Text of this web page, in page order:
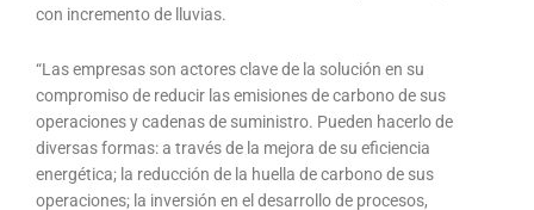
con incremento de lluvias.
“Las empresas son actores clave de la solución en su
compromiso de reducir las emisiones de carbono de sus
operaciones y cadenas de suministro. Pueden hacerlo de
diversas formas: a través de la mejora de su eficiencia
energética; la reducción de la huella de carbono de sus
operaciones; la inversión en el desarrollo de procesos,